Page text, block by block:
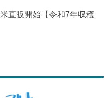
直販開始【令和7年収穫